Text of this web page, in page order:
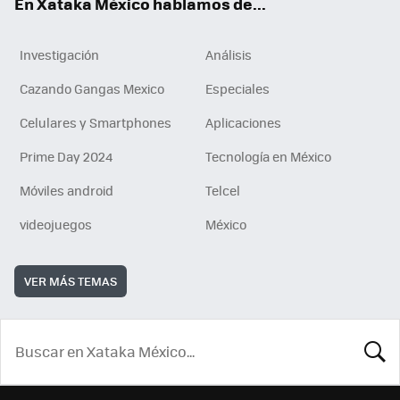
Investigación
Análisis
Cazando Gangas Mexico
Especiales
Celulares y Smartphones
Aplicaciones
Prime Day 2024
Tecnología en México
Móviles android
Telcel
videojuegos
México
VER MÁS TEMAS